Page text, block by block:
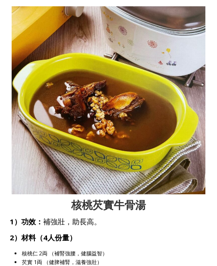
核桃芡實牛骨湯
1）功效： 補強壯，助長高。
2）材料（4人份量）
核桃仁 2両 （補腎強腰，健腦益智）
芡實 1両 （健脾補腎，滋養強壯）